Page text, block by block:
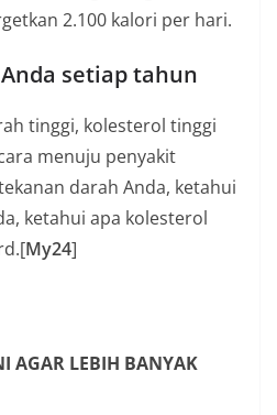
2.100 kalori per hari.
setiap tahun
tinggi, kolesterol tinggi
menuju penyakit
darah Anda, ketahui
ketahui apa kolesterol
My24]
AGAR LEBIH BANYAK